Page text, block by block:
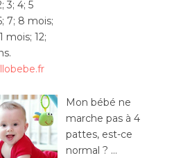
3; 4; 5
7; 8 mois;
mois; 12;
Mon bébé ne
marche pas à 4
pattes, est-ce
normal ? …